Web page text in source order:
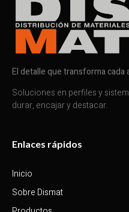
El detalle que transforma cada
Soluciones en perfiles y
durar, encajar y destacar.
Enlaces rápidos
Inicio
Sobre Dismat